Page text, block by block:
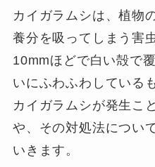
カイガラムシは、植物
養分を吸ってしまう害
10mmほどで白い殻で
いにふわふわしている
カイガラムシが発生こ
や、その対処法につい
いきます。